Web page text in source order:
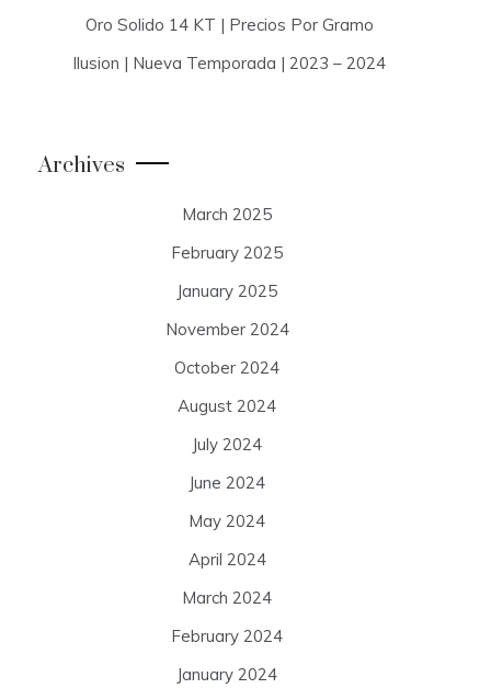
Oro Solido 14 KT | Precios Por Gramo
Ilusion | Nueva Temporada | 2023 – 2024
Archives
March 2025
February 2025
January 2025
November 2024
October 2024
August 2024
July 2024
June 2024
May 2024
April 2024
March 2024
February 2024
January 2024